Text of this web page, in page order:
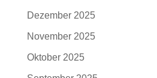
Dezember 2025
November 2025
Oktober 2025